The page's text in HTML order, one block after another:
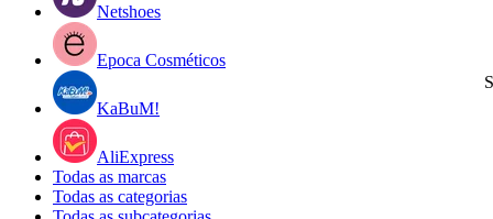
Netshoes
Epoca Cosméticos
KaBuM!
AliExpress
Todas as marcas
Todas as categorias